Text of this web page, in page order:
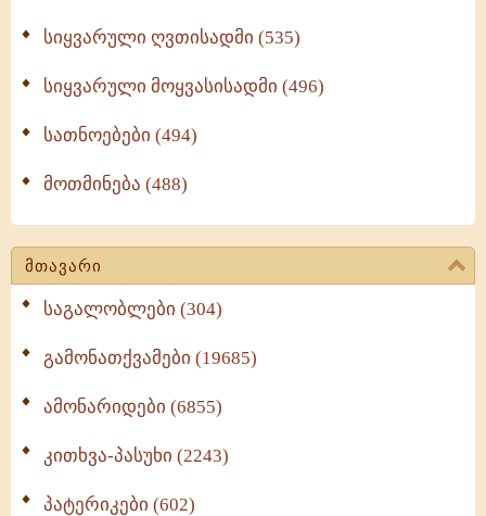
სიყვარული ღვთისადმი (535)
სიყვარული მოყვასისადმი (496)
სათნოებები (494)
მოთმინება (488)
მთავარი
საგალობლები (304)
გამონათქვამები (19685)
ამონარიდები (6855)
კითხვა-პასუხი (2243)
პატერიკები (602)